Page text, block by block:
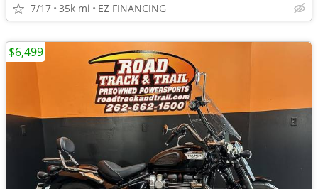
7/17 35k mi EZ FINANCING
$6,499